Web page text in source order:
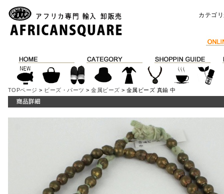
カテゴ
TOPページ > ビーズ・パーツ >金属ビーズ > 金属ビーズ 真鍮 中